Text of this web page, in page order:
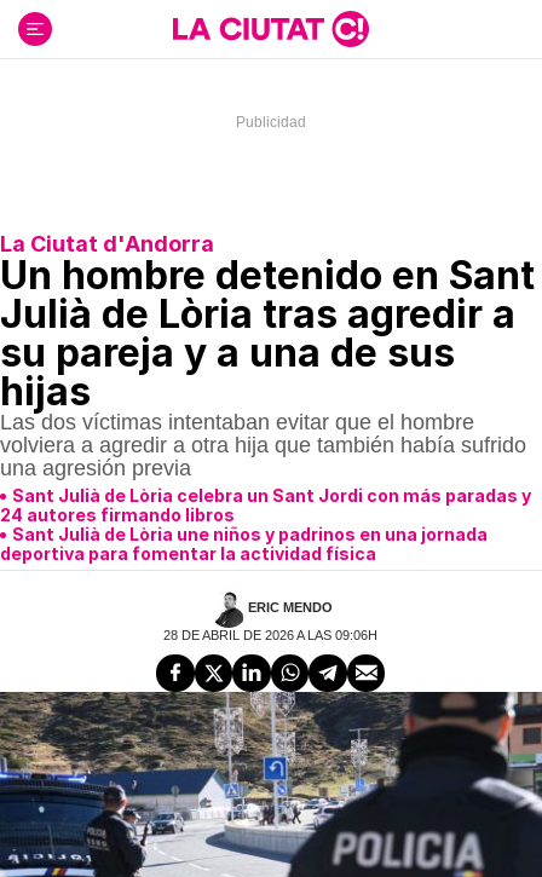
contenido
La Ciutat d'Andorra
Un hombre detenido en Sant
Julià de Lòria tras agredir a
su pareja y a una de sus
hijas
Las dos víctimas intentaban evitar que el hombre
volviera a agredir a otra hija que también había sufrido
una agresión previa
Sant Julià de Lòria celebra un Sant Jordi con más paradas y
24 autores firmando libros
Sant Julià de Lòria une niños y padrinos en una jornada
deportiva para fomentar la actividad física
ERIC MENDO
28 DE ABRIL DE 2026 A LAS 09:06H